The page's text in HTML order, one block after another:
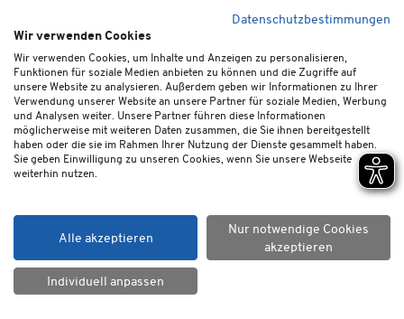
Datenschutzbestimmungen
Wir verwenden Cookies
Wir verwenden Cookies, um Inhalte und Anzeigen zu personalisieren,
Funktionen für soziale Medien anbieten zu können und die Zugriffe auf
unsere Website zu analysieren. Außerdem geben wir Informationen zu Ihrer
Verwendung unserer Website an unsere Partner für soziale Medien, Werbung
und Analysen weiter. Unsere Partner führen diese Informationen
möglicherweise mit weiteren Daten zusammen, die Sie ihnen bereitgestellt
haben oder die sie im Rahmen Ihrer Nutzung der Dienste gesammelt haben.
Sie geben Einwilligung zu unseren Cookies, wenn Sie unsere Webseite
weiterhin nutzen.
Alle akzeptieren
Nur notwendige Cookies
akzeptieren
Individuell anpassen